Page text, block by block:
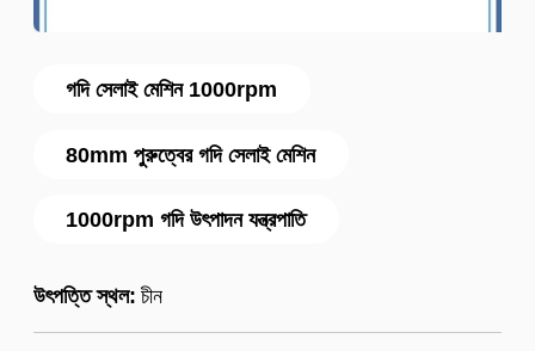
গদি সেলাই মেশিন 1000rpm
80mm পুরুত্বের গদি সেলাই মেশিন
1000rpm গদি উৎপাদন যন্ত্রপাতি
উৎপত্তি স্থল: চীন